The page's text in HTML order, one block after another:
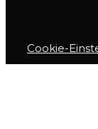
Cookie-